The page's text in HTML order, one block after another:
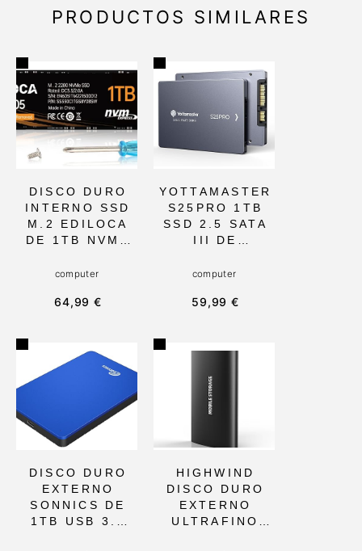
PRODUCTOS SIMILARES
DISCO DURO
INTERNO SSD
M.2 EDILOCA
DE 1TB NVME
X4, ALTA
2150/1850
CON
PORTÁTILES Y
ESCRITORIO,
IDEAL PARA
GAMING Y
TRABAJO
DIARIO
computer
64,99 €
YOTTAMASTER
S25PRO 1TB
SSD 2.5 SATA
III DE
HASTA
LECTURA Y 3D
PROFESIONALE
ACTUALIZACIO
NES RÁPIDAS
EN
MAC
computer
59,99 €
DISCO DURO
EXTERNO
SONNICS DE
1TB USB 3.1
HIGHWIND
DISCO DURO
EXTERNO
ULTRAFINO